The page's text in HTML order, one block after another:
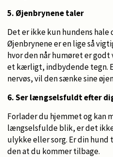
5. Øjenbrynene taler
Det er ikke kun hundens
Øjenbrynene er en lige så
hvor den når humøret er
et kærligt, indbydende tegn.
nervøs, vil den sænke sine
6. Ser længselsfuldt efter
Forlader du hjemmet og kan
længselsfulde blik, er det
ulykke eller sorg. Er din
den at du kommer tilbage.